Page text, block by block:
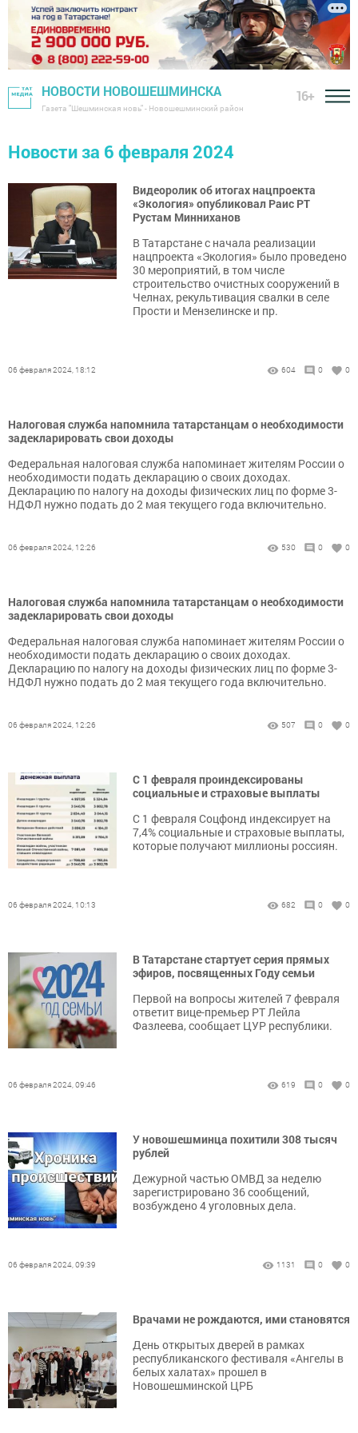
НОВОСТИ НОВОШЕШМИНСКА
Газета "Шешминская новь" - Новошешминский район
16+
Новости за 6 февраля 2024
Видеоролик об итогах нацпроекта
«Экология» опубликовал Раис РТ
Рустам Минниханов
В Татарстане с начала реализации
нацпроекта «Экология» было проведено
30 мероприятий, в том числе
строительство очистных сооружений в
Челнах, рекультивация свалки в селе
Прости и Мензелинске и пр.
06 февраля 2024, 18:12 604 0 0
Налоговая служба напомнила татарстанцам о необходимости
задекларировать свои доходы
Федеральная налоговая служба напоминает жителям России о
необходимости подать декларацию о своих доходах.
Декларацию по налогу на доходы физических лиц по форме 3-
НДФЛ нужно подать до 2 мая текущего года включительно.
06 февраля 2024, 12:26 530 0 0
Налоговая служба напомнила татарстанцам о необходимости
задекларировать свои доходы
Федеральная налоговая служба напоминает жителям России о
необходимости подать декларацию о своих доходах.
Декларацию по налогу на доходы физических лиц по форме 3-
НДФЛ нужно подать до 2 мая текущего года включительно.
06 февраля 2024, 12:26 507 0 0
С 1 февраля проиндексированы
социальные и страховые выплаты
С 1 февраля Соцфонд индексирует на
7,4% социальные и страховые выплаты,
которые получают миллионы россиян.
06 февраля 2024, 10:13 682 0 0
В Татарстане стартует серия прямых
эфиров, посвященных Году семьи
Первой на вопросы жителей 7 февраля
ответит вице-премьер РТ Лейла
Фазлеева, сообщает ЦУР республики.
06 февраля 2024, 09:46 619 0 0
У новошешминца похитили 308 тысяч
рублей
Дежурной частью ОМВД за неделю
зарегистрировано 36 сообщений,
возбуждено 4 уголовных дела.
06 февраля 2024, 09:39 1131 0 0
Врачами не рождаются, ими становятся
День открытых дверей в рамках
республиканского фестиваля «Ангелы в
белых халатах» прошел в
Новошешминской ЦРБ